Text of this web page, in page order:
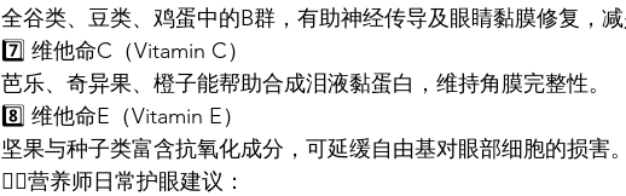
全谷类、豆类、鸡蛋中的B群，有助神经传导及眼睛黏膜修复，减
7️⃣ 维他命C（Vitamin C）
芭乐、奇异果、橙子能帮助合成泪液黏蛋白，维持角膜完整性。
8️⃣ 维他命E（Vitamin E）
坚果与种子类富含抗氧化成分，可延缓自由基对眼部细胞的损害。
👩‍⚕️营养师日常护眼建议：